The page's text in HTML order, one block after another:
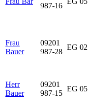
987-16
Frau
Bauer
09201
987-28
EG 02
Herr
Bauer
09201
987-15
EG 05